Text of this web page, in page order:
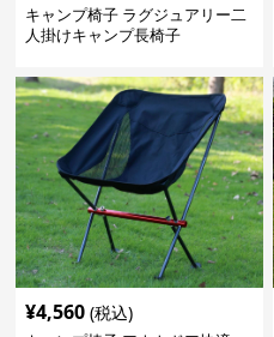
キャンプ椅子 ラグジュアリー二
人掛けキャンプ長椅子
¥4,560 (税込)